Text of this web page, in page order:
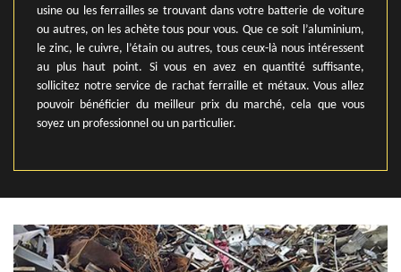
usine ou les ferrailles se trouvant dans votre batterie de voiture
ou autres, on les achète tous pour vous. Que ce soit l’aluminium,
le zinc, le cuivre, l’étain ou autres, tous ceux-là nous intéressent
au plus haut point. Si vous en avez en quantité suffisante,
sollicitez notre service de rachat ferraille et métaux. Vous allez
pouvoir bénéficier du meilleur prix du marché, cela que vous
soyez un professionnel ou un particulier.